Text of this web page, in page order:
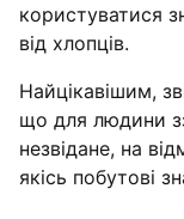
користуватися
від хлопців.
Найцікавішим,
що для людини
незвідане, на
якісь побутові